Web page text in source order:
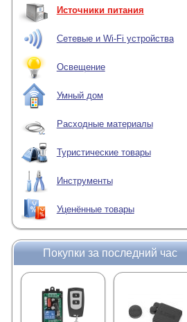
Источники питания
Сетевые и Wi-Fi устройства
Освещение
Умный дом
Расходные материалы
Туристические товары
Инструменты
Уценённые товары
Покупки за последний час